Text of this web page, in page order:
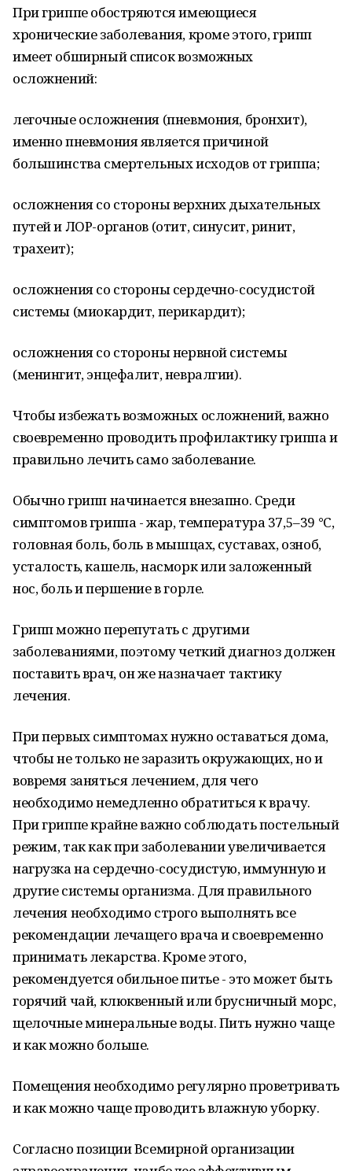
При гриппе обостряются имеющиеся
хронические заболевания, кроме этого, грипп
имеет обширный список возможных
осложнений:
легочные осложнения (пневмония, бронхит),
именно пневмония является причиной
большинства смертельных исходов от гриппа;
осложнения со стороны верхних дыхательных
путей и ЛОР-органов (отит, синусит, ринит,
трахеит);
осложнения со стороны сердечно-сосудистой
системы (миокардит, перикардит);
осложнения со стороны нервной системы
(менингит, энцефалит, невралгии).
Чтобы избежать возможных осложнений, важно
своевременно проводить профилактику гриппа и
правильно лечить само заболевание.
Обычно грипп начинается внезапно. Среди
симптомов гриппа - жар, температура 37,5–39 °С,
головная боль, боль в мышцах, суставах, озноб,
усталость, кашель, насморк или заложенный
нос, боль и першение в горле.
Грипп можно перепутать с другими
заболеваниями, поэтому четкий диагноз должен
поставить врач, он же назначает тактику
лечения.
При первых симптомах нужно оставаться дома,
чтобы не только не заразить окружающих, но и
вовремя заняться лечением, для чего
необходимо немедленно обратиться к врачу.
При гриппе крайне важно соблюдать постельный
режим, так как при заболевании увеличивается
нагрузка на сердечно-сосудистую, иммунную и
другие системы организма. Для правильного
лечения необходимо строго выполнять все
рекомендации лечащего врача и своевременно
принимать лекарства. Кроме этого,
рекомендуется обильное питье - это может быть
горячий чай, клюквенный или брусничный морс,
щелочные минеральные воды. Пить нужно чаще
и как можно больше.
Помещения необходимо регулярно проветривать
и как можно чаще проводить влажную уборку.
Согласно позиции Всемирной организации